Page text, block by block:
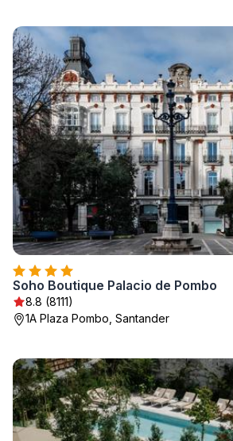
Soho Boutique Palacio de Pombo
8.8 (8111)
1A Plaza Pombo, Santander